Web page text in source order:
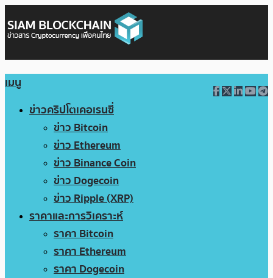
เมนู
ข่าวคริปโตเคอเรนซี่
ข่าว Bitcoin
ข่าว Ethereum
ข่าว Binance Coin
ข่าว Dogecoin
ข่าว Ripple (XRP)
ราคาและการวิเคราะห์
ราคา Bitcoin
ราคา Ethereum
ราคา Dogecoin